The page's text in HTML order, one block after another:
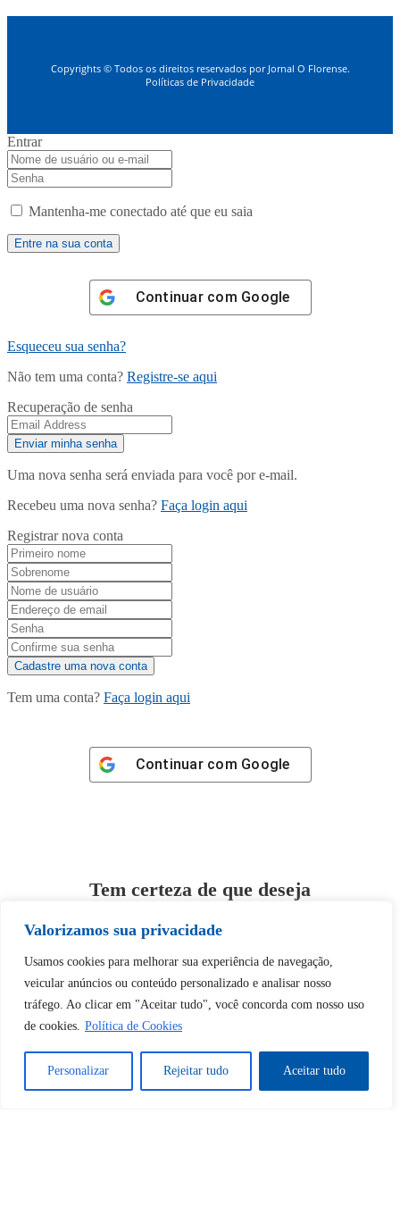
Valorizamos sua privacidade
Usamos cookies para melhorar sua experiência de navegação,
veicular anúncios ou conteúdo personalizado e analisar nosso
tráfego. Ao clicar em "Aceitar tudo", você concorda com nosso uso
de cookies. Política de Cookies
Personalizar Rejeitar tudo Aceitar tudo
Copyrights © Todos os direitos reservados por Jornal O Florense.
Políticas de Privacidade
Entrar
Mantenha-me conectado até que eu saia
Continuar com Google
Esqueceu sua senha?
Não tem uma conta? Registre-se aqui
Recuperação de senha
Uma nova senha será enviada para você por e-mail.
Recebeu uma nova senha? Faça login aqui
Registrar nova conta
Tem uma conta? Faça login aqui
Continuar com Google
Tem certeza de que deseja
Desbloquear esquerda : 0